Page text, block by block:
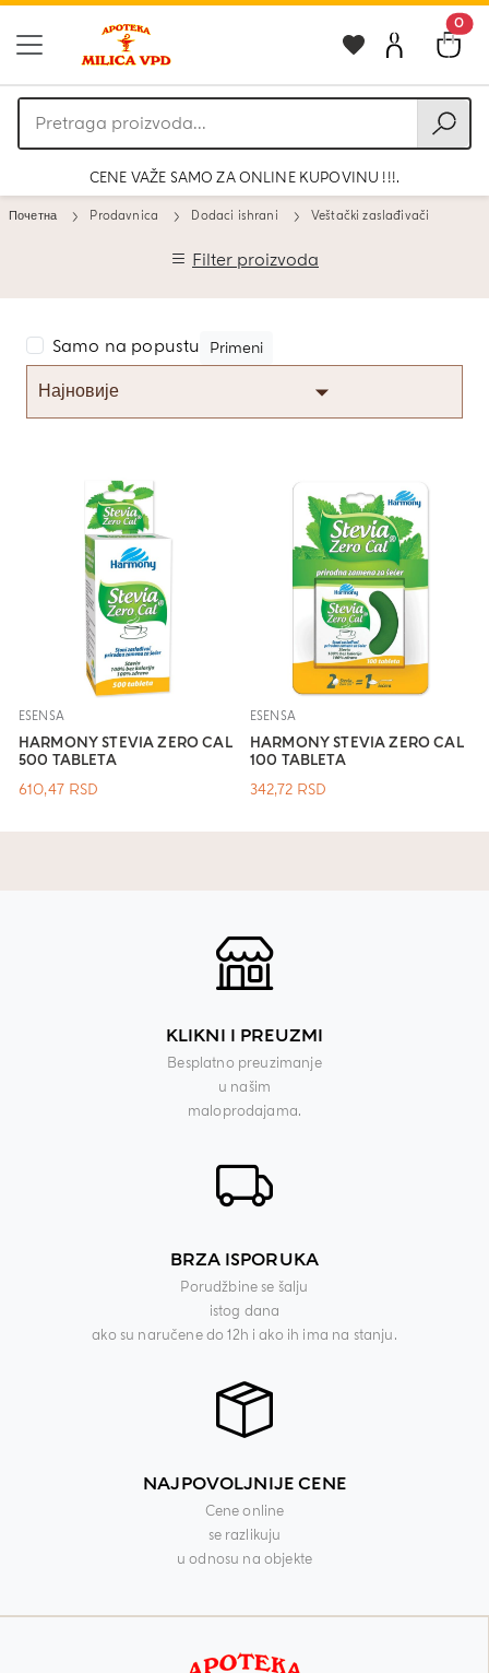
0
Pretraga
proizvoda
CENE VAŽE SAMO ZA ONLINE KUPOVINU !!!.
Почетна Prodavnica Dodaci ishrani Veštački zaslađivači
Filter proizvoda
Samo na popustu Primeni
ESENSA
HARMONY STEVIA ZERO CAL
500 TABLETA
610,47 RSD
ESENSA
HARMONY STEVIA ZERO CAL
100 TABLETA
342,72 RSD
KLIKNI I PREUZMI
Besplatno preuzimanje
u našim
maloprodajama.
BRZA ISPORUKA
Porudžbine se šalju
istog dana
ako su naručene do 12h i ako ih ima na stanju.
NAJPOVOLJNIJE CENE
Cene online
se razlikuju
u odnosu na objekte